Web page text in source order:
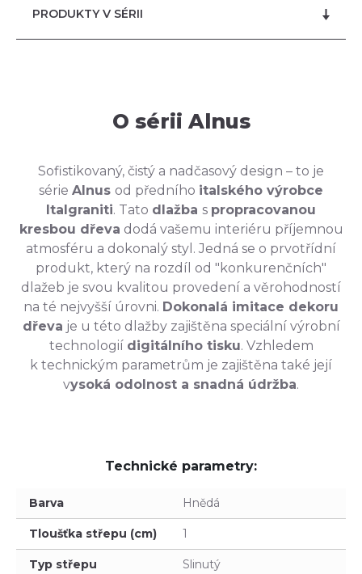
PRODUKTY V SÉRII
O sérii Alnus
Sofistikovaný, čistý a nadčasový design – to je
série Alnus od předního italského výrobce
Italgraniti. Tato dlažba s propracovanou
kresbou dřeva dodá vašemu interiéru příjemnou
atmosféru a dokonalý styl. Jedná se o prvotřídní
produkt, který na rozdíl od "konkurenčních"
dlažeb je svou kvalitou provedení a věrohodností
na té nejvyšší úrovni. Dokonalá imitace dekoru
dřeva je u této dlažby zajištěna speciální výrobní
technologií digitálního tisku. Vzhledem
k technickým parametrům je zajištěna také její
vysoká odolnost a snadná údržba.
Technické parametry:
Barva Hnědá
Tloušťka střepu (cm) 1
Typ střepu Slinutý